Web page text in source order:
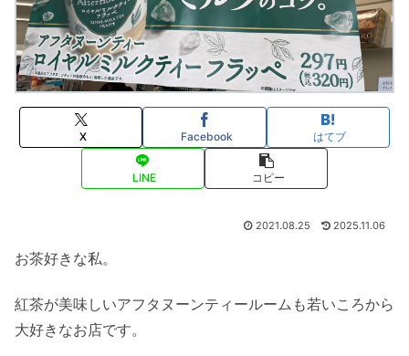
X Facebook はてブ
LINE コピー
2021.08.25 2025.11.06
お茶好きな私。
紅茶が美味しいアフタヌーンティールームも若いころから
大好きなお店です。